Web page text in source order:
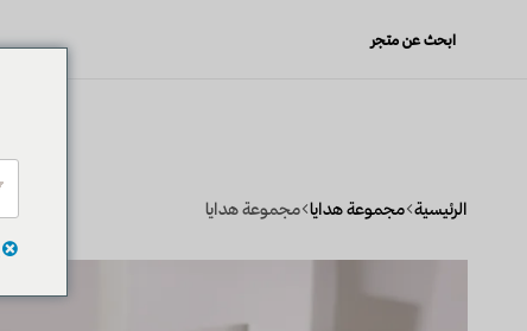
ابحث عن متجر
الرئيسية مجموعة هدايا مجموعة هدايا